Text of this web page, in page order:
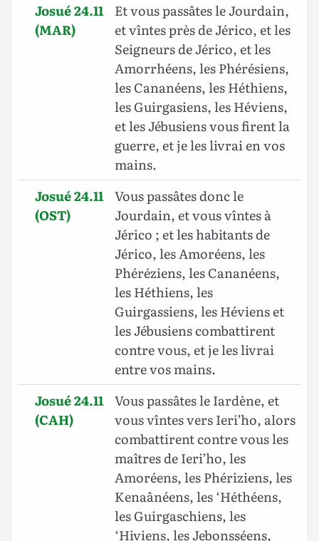
Josué 24.11
(MAR)
Et vous passâtes le Jourdain,
et vîntes près de Jérico, et les
Seigneurs de Jérico, et les
Amorrhéens, les Phérésiens,
les Cananéens, les Héthiens,
les Guirgasiens, les Héviens,
et les Jébusiens vous firent la
guerre, et je les livrai en vos
mains.
Josué 24.11
(OST)
Vous passâtes donc le
Jourdain, et vous vîntes à
Jérico ; et les habitants de
Jérico, les Amoréens, les
Phéréziens, les Cananéens,
les Héthiens, les
Guirgassiens, les Héviens et
les Jébusiens combattirent
contre vous, et je les livrai
entre vos mains.
Josué 24.11
(CAH)
Vous passâtes le Iardène, et
vous vîntes vers Ieri’ho, alors
combattirent contre vous les
maîtres de Ieri’ho, les
Amoréens, les Phériziens, les
Kenaânéens, les ‘Héthéens,
les Guirgaschiens, les
‘Hiviens, les Jebonsséens,